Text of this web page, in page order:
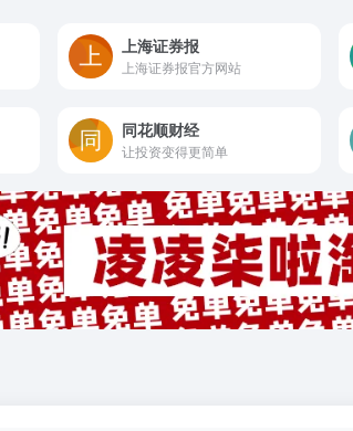
上海证券报
上海证券报官方网站
同花顺财经
让投资变得更简单